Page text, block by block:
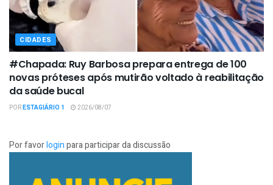
CIDADES
#Chapada: Ruy Barbosa prepara entrega de 100
novas próteses após mutirão voltado à reabilitação
da saúde bucal
PORESTAGIÁRIO 1 2026/08/07
Por favorloginpara participar da discussão